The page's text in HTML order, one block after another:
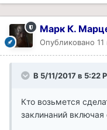
Марк К.
Опубликовано
В 5/11/2017 в 5:22
Кто возьмется
заклинаний включая